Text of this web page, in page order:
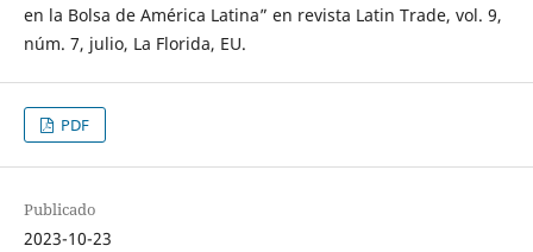
en la Bolsa de América Latina” en revista Latin Trade, vol. 9,
núm. 7, julio, La Florida, EU.
PDF
Publicado
2023-10-23